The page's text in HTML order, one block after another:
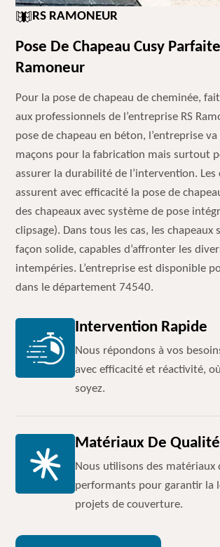
RS RAMONEUR
Pose De Chapeau Cusy
Ramoneur
Pour la pose de chapeau de cheminée,
aux professionnels de l’entreprise RS
pose de chapeau en béton, l’entreprise
maçons pour la fabrication mais surtout
assurer la durabilité de l’intervention. Les
assurent avec efficacité la pose de
des chapeaux avec système de pose
clipsage). Dans tous les cas, les chapeaux
façon solide, capables d’affronter les
intempéries. L’entreprise est disponible
dans le département 74540.
Intervention Rapide
Nous répondons à vos
avec efficacité et réactivité,
soyez.
Matériaux De Qualité
Nous utilisons des matériaux
performants pour garantir la
projets de couverture.